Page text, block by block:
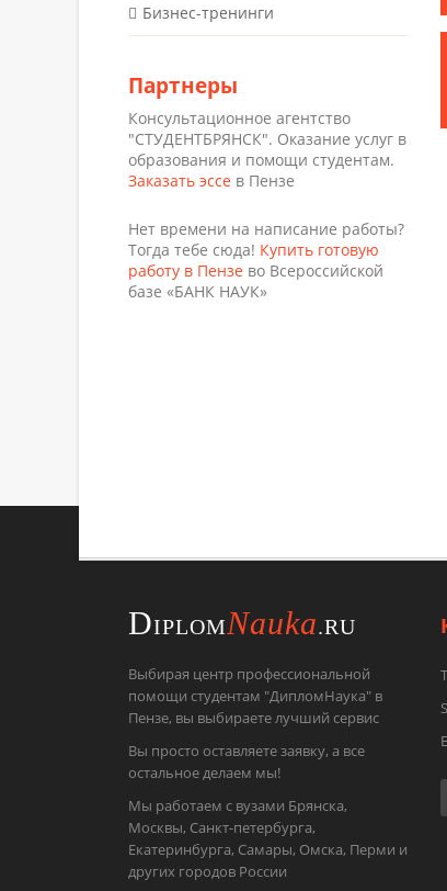
Бизнес-тренинги
Партнеры
Консультационное агентство
"СТУДЕНТБРЯНСК". Оказание услуг в
образования и помощи студентам.
Заказать эссе в Пензе
Нет времени на написание работы?
Тогда тебе сюда! Купить готовую
работу в Пензе во Всероссийской
базе «БАНК НАУК»
DIPLOMNauka.RU
Выбирая центр профессиональной
помощи студентам "ДипломНаука" в
Пензе, вы выбираете лучший сервис
Вы просто оставляете заявку, а все
остальное делаем мы!
Мы работаем с вузами Брянска,
Москвы, Санкт-петербурга,
Екатеринбурга, Самары, Омска, Перми и
других городов России